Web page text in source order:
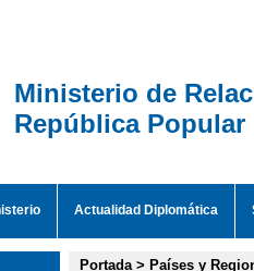
Ministerio de
República Popular
Actualidad Diplomática
Portada> Países y